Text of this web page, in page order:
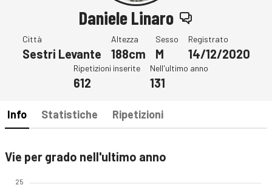
Daniele Linaro
Città
Sestri Levante
Altezza
188cm
Sesso
M
Registrato
14/12/2020
Ripetizioni inserite
612
Nell'ultimo anno
131
Info Statistiche Ripetizioni
Vie per grado nell'ultimo anno
25